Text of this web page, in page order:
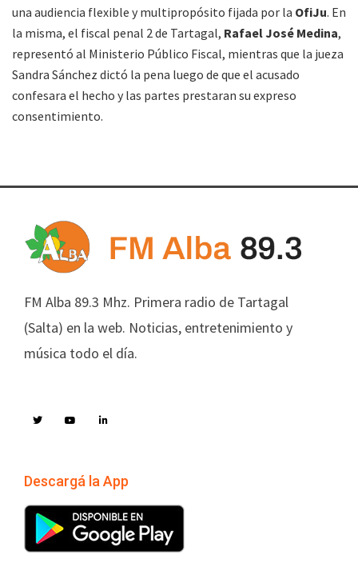
una audiencia flexible y multipropósito fijada por la OfiJu. En
la misma, el fiscal penal 2 de Tartagal, Rafael José Medina,
representó al Ministerio Público Fiscal, mientras que la jueza
Sandra Sánchez dictó la pena luego de que el acusado
confesara el hecho y las partes prestaran su expreso
consentimiento.
FM Alba 89.3 Mhz. Primera radio de Tartagal
(Salta) en la web. Noticias, entretenimiento y
música todo el día.
Descargá la App